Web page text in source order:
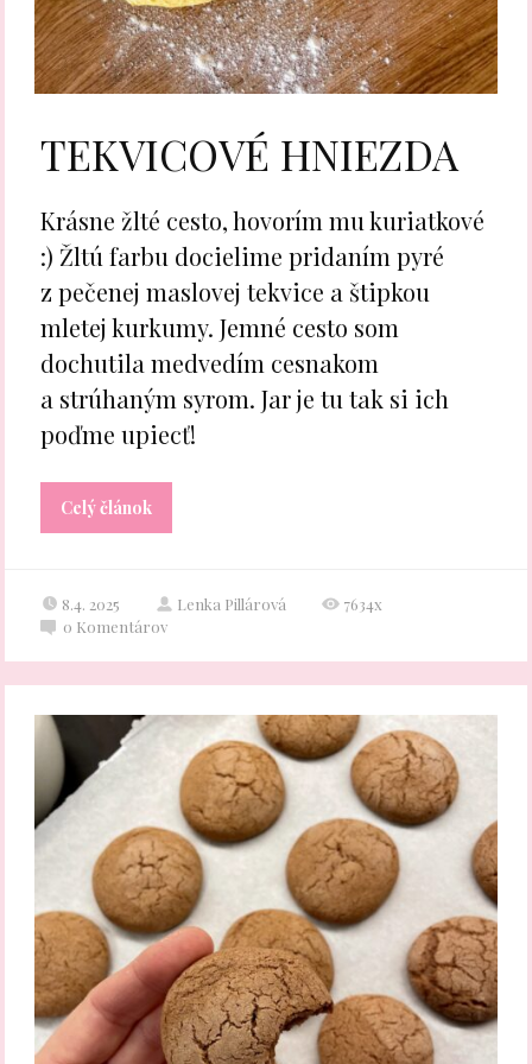
TEKVICOVÉ HNIEZDA
Krásne žlté cesto, hovorím mu kuriatkové
:) Žltú farbu docielime pridaním pyré
z pečenej maslovej tekvice a štipkou
mletej kurkumy. Jemné cesto som
dochutila medvedím cesnakom
a strúhaným syrom. Jar je tu tak si ich
poďme upiecť!
Celý článok
8.4. 2025 Lenka Pillárová
7634x
0 Komentárov